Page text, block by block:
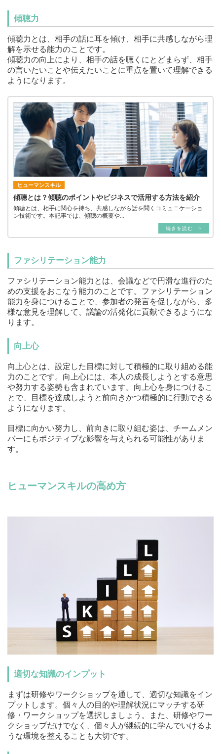
傾聴力
傾聴力とは、相手の話に耳を傾け、相手に共感しながら理
解を示せる能力のことです。
傾聴力の向上により、相手の話を聴くにとどまらず、相手
の言いたいことや伝えたいことに重点を置いて理解できる
ようになります。
ヒューマンスキル
傾聴とは？傾聴のポイントやビジネスで活用する方法を紹介
傾聴とは、相手に関心を持ち、共感しながら話を聞くコミュニケーショ
ン技術です。本記事では、傾聴の概要や...
続きを読む >
ファシリテーション能力
ファシリテーション能力とは、会議などで円滑な進行のた
めの支援をおこなう能力のことです。ファシリテーション
能力を身につけることで、参加者の発言を促しながら、多
様な意見を理解して、議論の活発化に貢献できるようにな
ります。
向上心
向上心とは、設定した目標に対して積極的に取り組める能
力のことです。向上心には、本人の成長しようとする意思
や努力する姿勢も含まれています。向上心を身につけるこ
とで、目標を達成しようと前向きかつ積極的に行動できる
ようになります。
目標に向かい努力し、前向きに取り組む姿は、チームメン
バーにもポジティブな影響を与えられる可能性がありま
す。
ヒューマンスキルの高め方
適切な知識のインプット
まずは研修やワークショップを通して、適切な知識をイン
プットします。個々人の目的や理解状況にマッチする研
修・ワークショップを選択しましょう。また、研修やワー
クショップだけでなく、個々人が継続的に学んでいけるよ
うな環境を整えることも大切です。